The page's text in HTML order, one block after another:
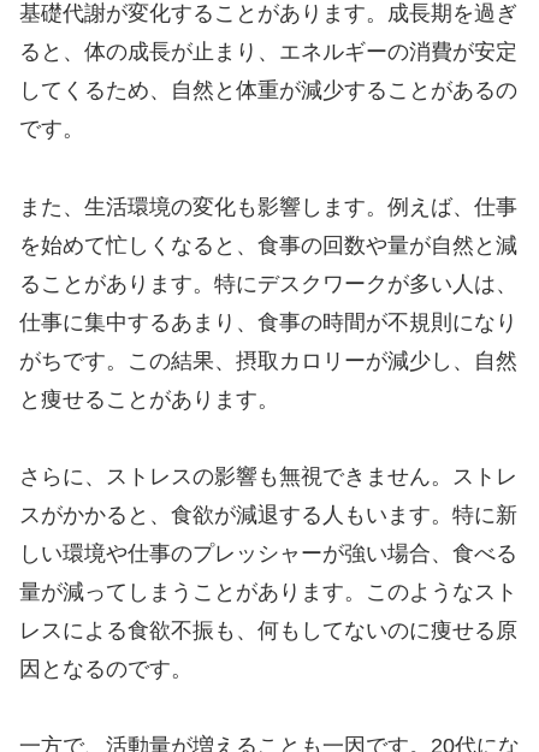
基礎代謝が変化することがあります。成長期を過ぎ
ると、体の成長が止まり、エネルギーの消費が安定
してくるため、自然と体重が減少することがあるの
です。
また、生活環境の変化も影響します。例えば、仕事
を始めて忙しくなると、食事の回数や量が自然と減
ることがあります。特にデスクワークが多い人は、
仕事に集中するあまり、食事の時間が不規則になり
がちです。この結果、摂取カロリーが減少し、自然
と痩せることがあります。
さらに、ストレスの影響も無視できません。ストレ
スがかかると、食欲が減退する人もいます。特に新
しい環境や仕事のプレッシャーが強い場合、食べる
量が減ってしまうことがあります。このようなスト
レスによる食欲不振も、何もしてないのに痩せる原
因となるのです。
一方で、活動量が増えることも一因です。20代にな